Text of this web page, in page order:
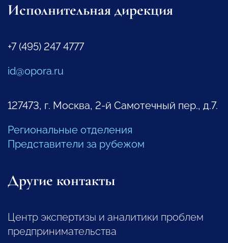
Исполнительная дирекция
+7 (495) 247 4777
id@opora.ru
127473, г. Москва, 2-й Самотечный пер., д.7.
Региональные отделения
Представители за рубежом
Другие контакты
Центр экспертизы и аналитики проблем
предпринимательства